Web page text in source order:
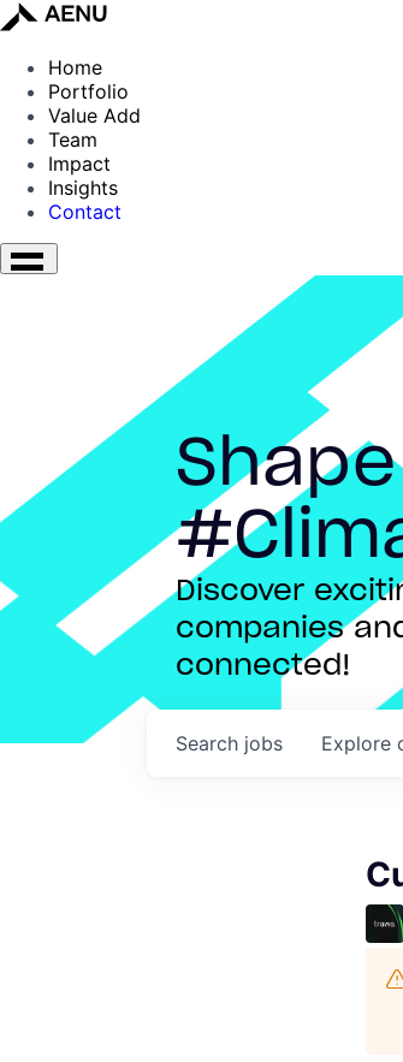
Home
Portfolio
Value Add
Team
Impact
Insights
Contact
Discover
companies
connected!
Search jobs Explore